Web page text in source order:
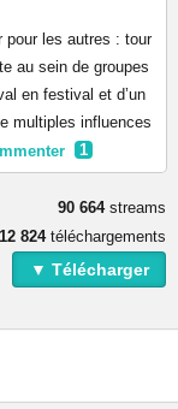
pour les autres : tour
au sein de groupes
en festival et d’un
multiples influences
1
90 664streams
12 824téléchargements
▼ Télécharger